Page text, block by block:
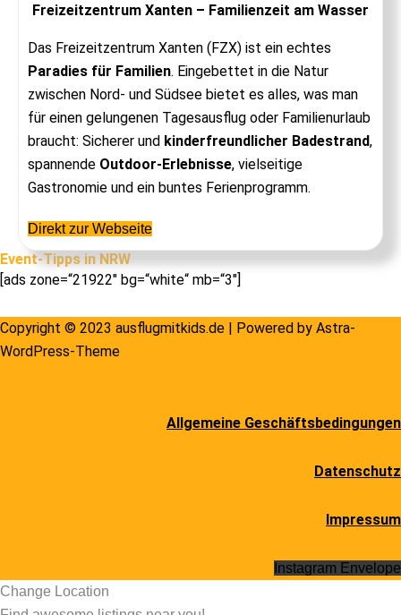
Freizeitzentrum Xanten – Familienzeit am Wasser
Das Freizeitzentrum Xanten (FZX) ist ein echtes
Paradies für Familien. Eingebettet in die Natur
zwischen Nord- und Südsee bietet es alles, was man
für einen gelungenen Tagesausflug oder Familienurlaub
braucht: Sicherer und kinderfreundlicher Badestrand,
spannende Outdoor-Erlebnisse, vielseitige
Gastronomie und ein buntes Ferienprogramm.
Direkt zur Webseite
Event-Tipps in NRW
[ads zone=“21922″ bg=“white“ mb=“3″]
Copyright © 2023 ausflugmitkids.de | Powered by Astra-
WordPress-Theme
Allgemeine Geschäftsbedingungen
Datenschutz
Impressum
Instagram Envelope
Change Location